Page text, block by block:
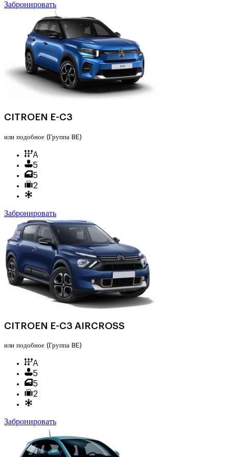
Забронировать
CITROEN E-C3
или подобное (Группа BE)
A
5
5
2
Забронировать
CITROEN E-C3 AIRCROSS
или подобное (Группа BE)
A
5
5
2
Забронировать